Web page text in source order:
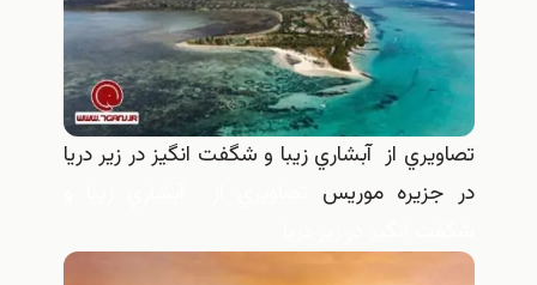
تصاويري از آبشاري زيبا و شگفت انگيز در زير دريا
در جزيره موريس